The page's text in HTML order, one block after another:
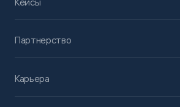
Партнерство
Карьера